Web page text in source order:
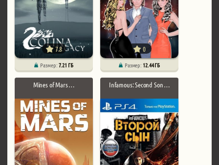
7.8
Размер:7.21 ГБ
0
Размер: 12.44 ГБ
Mines of Mars … Infamous: Second Son …